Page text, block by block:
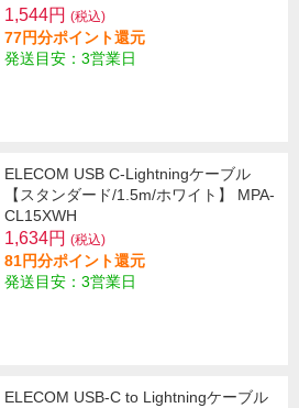
1,544円 (税込)
77円分ポイント還元
発送目安：3営業日
ELECOM USB C-Lightningケーブル
【スタンダード/1.5m/ホワイト】 MPA-
CL15XWH
1,634円 (税込)
81円分ポイント還元
発送目安：3営業日
ELECOM USB-C to Lightningケーブル